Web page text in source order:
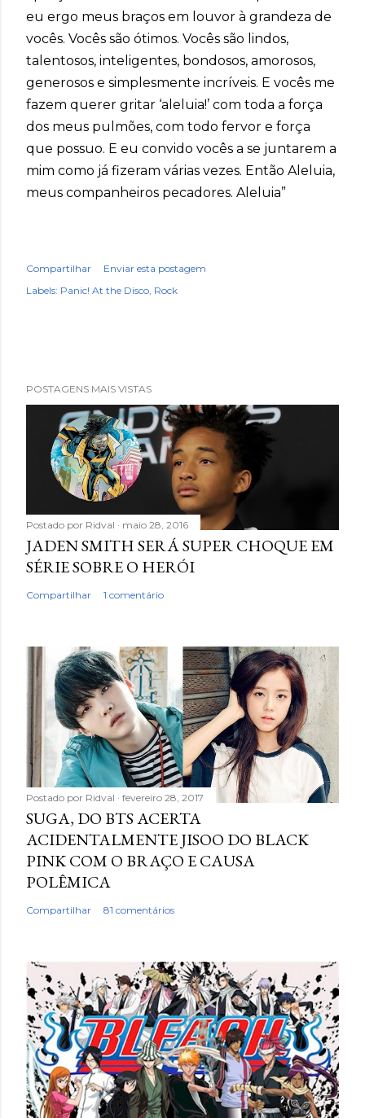
eu ergo meus braços em louvor à grandeza de
vocês. Vocês são ótimos. Vocês são lindos,
talentosos, inteligentes, bondosos, amorosos,
generosos e simplesmente incríveis. E vocês me
fazem querer gritar ‘aleluia!’ com toda a força
dos meus pulmões, com todo fervor e força
que possuo. E eu convido vocês a se juntarem a
mim como já fizeram várias vezes. Então Aleluia,
meus companheiros pecadores. Aleluia”
Compartilhar
Enviar esta postagem
Labels: Panic! At the Disco Rock
POSTAGENS MAIS VISTAS
Postado por Ridval maio 28, 2016
JADEN SMITH SERÁ SUPER CHOQUE EM
SÉRIE SOBRE O HERÓI
Compartilhar 1 comentário
Postado por Ridval fevereiro 28, 2017
SUGA, DO BTS ACERTA
ACIDENTALMENTE JISOO DO BLACK
PINK COM O BRAÇO E CAUSA
POLÊMICA
Compartilhar 81 comentários